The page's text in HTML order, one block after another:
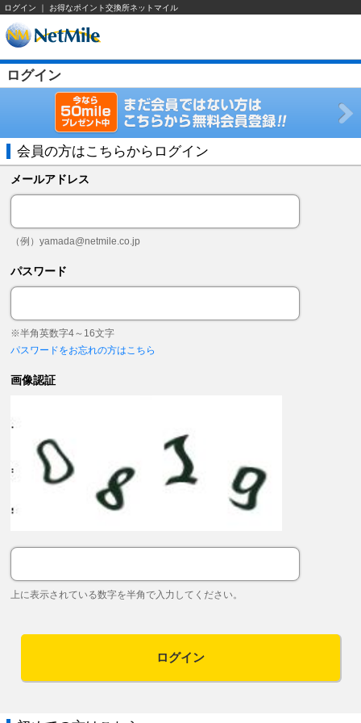
ログイン ｜ お得なポイント交換所ネットマイル
ログイン
会員の方はこちらからログイン
メールアドレス
（例）yamada@netmile.co.jp
パスワード
※半角英数字4～16文字
パスワードをお忘れの方はこちら
画像認証
上に表示されている数字を半角で入力してください。